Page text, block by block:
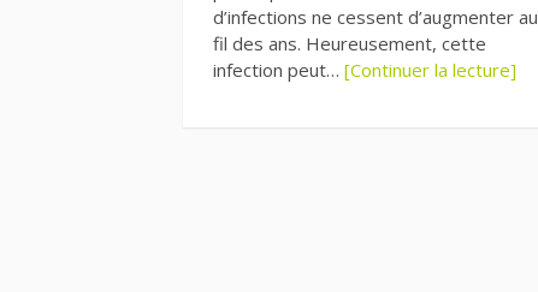
d’infections ne cessent d’augmenter au
fil des ans. Heureusement, cette
infection peut… [Continuer la lecture]